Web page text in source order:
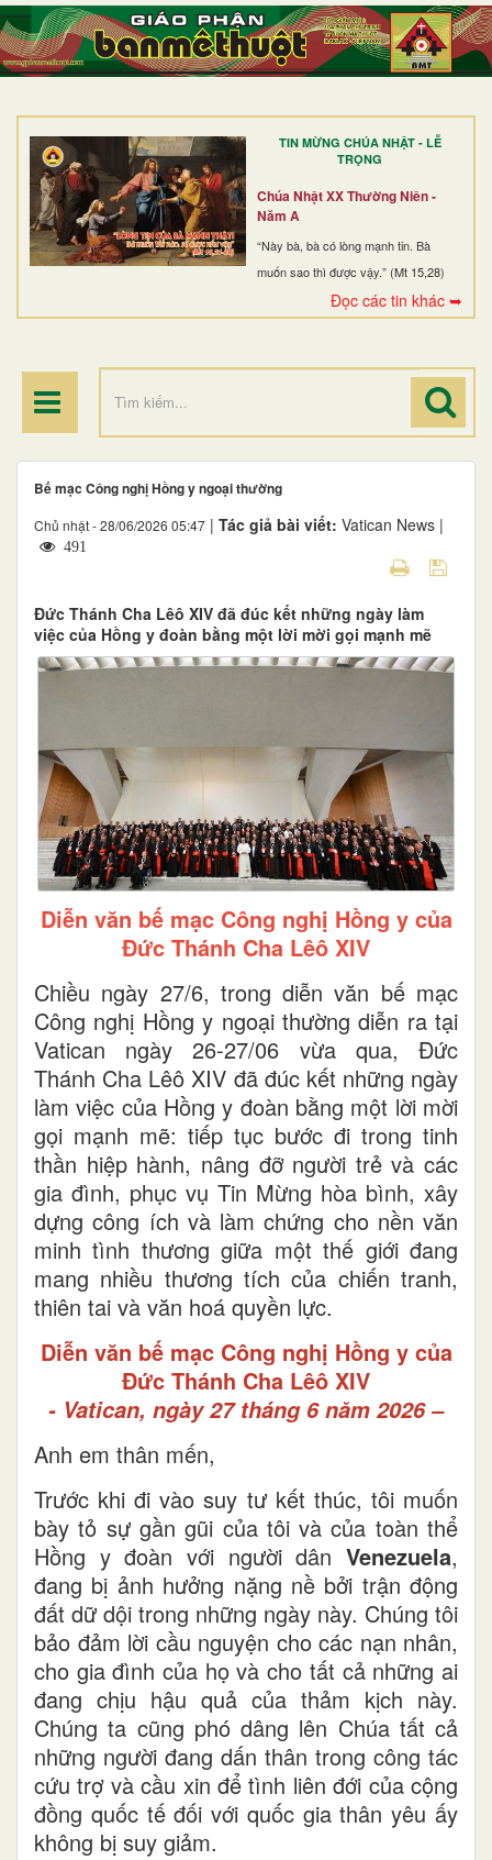
TIN MỪNG CHÚA NHẬT - LỄ
TRỌNG
Chúa Nhật XX Thường Niên -
Năm A
“Này bà, bà có lòng mạnh tin. Bà
muốn sao thì được vậy.” (Mt 15,28)
Đọc các tin khác ➥
TRANG NHẤT
GIỚI THIỆU
DÒNG TU
BAN MỤC VỤ
ĐOÀN THỂ CG
ĐIỂM HÀNH HƯƠNG
Bế mạc Công nghị Hồng y ngoại thường
Chủ nhật - 28/06/2026 05:47 | Tác giả bài viết: Vatican News |
491
Đức Thánh Cha Lêô XIV đã đúc kết những ngày làm
việc của Hồng y đoàn bằng một lời mời gọi mạnh mẽ
Diễn văn bế mạc Công nghị Hồng y của
Đức Thánh Cha Lêô XIV
Chiều ngày 27/6, trong diễn văn bế mạc
Công nghị Hồng y ngoại thường diễn ra tại
Vatican ngày 26-27/06 vừa qua, Đức
Thánh Cha Lêô XIV đã đúc kết những ngày
làm việc của Hồng y đoàn bằng một lời mời
gọi mạnh mẽ: tiếp tục bước đi trong tinh
thần hiệp hành, nâng đỡ người trẻ và các
gia đình, phục vụ Tin Mừng hòa bình, xây
dựng công ích và làm chứng cho nền văn
minh tình thương giữa một thế giới đang
mang nhiều thương tích của chiến tranh,
thiên tai và văn hoá quyền lực.
Diễn văn bế mạc Công nghị Hồng y của
Đức Thánh Cha Lêô XIV
- Vatican, ngày 27 tháng 6 năm 2026 –
Anh em thân mến,
Trước khi đi vào suy tư kết thúc, tôi muốn
bày tỏ sự gần gũi của tôi và của toàn thể
Hồng y đoàn với người dân Venezuela,
đang bị ảnh hưởng nặng nề bởi trận động
đất dữ dội trong những ngày này. Chúng tôi
bảo đảm lời cầu nguyện cho các nạn nhân,
cho gia đình của họ và cho tất cả những ai
đang chịu hậu quả của thảm kịch này.
Chúng ta cũng phó dâng lên Chúa tất cả
những người đang dấn thân trong công tác
cứu trợ và cầu xin để tình liên đới của cộng
đồng quốc tế đối với quốc gia thân yêu ấy
không bị suy giảm.